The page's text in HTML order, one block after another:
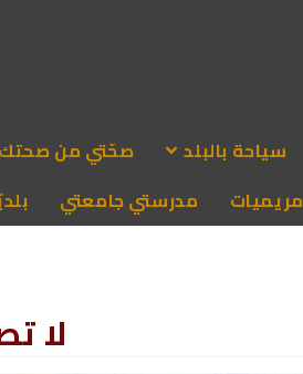
سياحة بالبلد صحّتي من صحتك
مريميات مدرستي جامعتي
لا